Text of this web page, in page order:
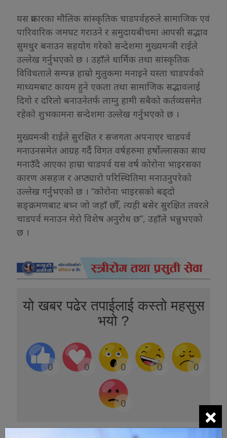
यस प्रकारका मौलिक सांस्कृतिक चाडपर्वहरुले सामाजिक एवं
पारिवारिक जमघट गराउने र समुदायबीचमा आपसी सद्भाव
सुमधुर बनाउन सहयोग गरेको सन्देशमा मुख्यमन्त्री राईले
उल्लेख गर्नुभएको छ । उहाँले धार्मिक तथा सांस्कृतिक
विविधताले सम्पन्न हाम्रो मुलुकमा मनाइने यस्ता चाडपर्वको
माध्यमबाट कायम हुने एकता तथा सामाजिक सद्भावलाई
दिगो र दरिलो बनाउनेतर्फ लाग्नु हामी सबैको कर्तव्यसमेत
रहेको शुभकामना सन्देशमा उल्लेख गर्नुभएको छ ।
मुख्यमन्त्री राईले सुरक्षित र सजगता अपनाएर चाडपर्व
मनाउनसमेत आग्रह गर्दै विगत वर्षहरुमा हर्षाेल्लासका साथ
मनाउँदै आएका हाम्रा चाडपर्व यस वर्ष कोरोना भाइरसका
कारण असहज र अप्ठ्यारो परिस्थितिमा मनाउनुपरेको
उल्लेख गर्नुभएको छ । “कोरोना भाइरसको बढ्दो
सङ्क्रमणबाट बच्न जो जहाँ छौँ, त्यही बसेर सुरक्षित तवरले
चाडपर्व मनाउन मेरो विशेष अनुरोध छ”, उहाँले भन्नुभएको
छ ।
यो खबर पढेर तपाईलाई कस्तो महसुस
भयो ?
0 0 0 0 0
0 ×